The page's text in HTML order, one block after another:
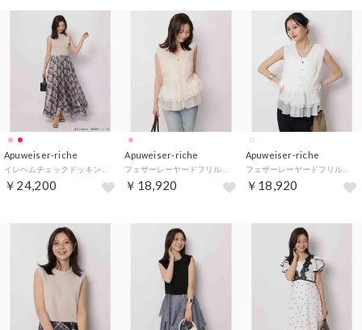
Apuweiser-riche
￥24,200
Apuweiser-riche
￥18,920
Apuweiser-riche
フェザーレーヤードフリルチュニック （白）
￥18,920